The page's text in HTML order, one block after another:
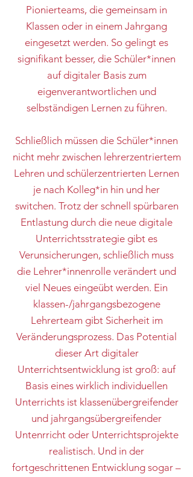
Pionierteams, die gemeinsam in
Klassen oder in einem Jahrgang
eingesetzt werden. So gelingt es
signifikant besser, die Schüler*innen
auf digitaler Basis zum
eigenverantwortlichen und
selbständigen Lernen zu führen.
Schließlich müssen die Schüler*innen
nicht mehr zwischen lehrerzentriertem
Lehren und schülerzentrierten Lernen
je nach Kolleg*in hin und her
switchen. Trotz der schnell spürbaren
Entlastung durch die neue digitale
Unterrichtsstrategie gibt es
Verunsicherungen, schließlich muss
die Lehrer*innenrolle verändert und
viel Neues eingeübt werden. Ein
klassen-/jahrgangsbezogene
Lehrerteam gibt Sicherheit im
Veränderungsprozess. Das Potential
dieser Art digitaler
Unterrichtsentwicklung ist groß: auf
Basis eines wirklich individuellen
Unterrichts ist klassenübergreifender
und jahrgangsübergreifender
Untenrricht oder Unterrichtsprojekte
realistisch. Und in der
fortgeschrittenen Entwicklung sogar –